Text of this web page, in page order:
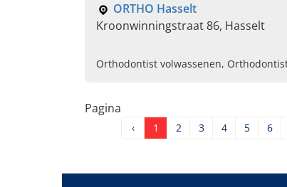
ORTHO Hasselt
Kroonwinningstraat 86, Hasselt
Orthodontist volwassenen,
Pagina
‹ 1 2 3 4 5 6